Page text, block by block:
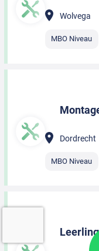
Wolvega
MBO Niveau
Dordrecht
MBO Niveau